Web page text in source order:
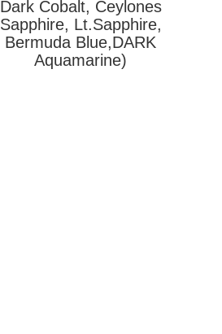
Dark Cobalt, Ceylones
Sapphire, Lt.Sapphire,
Bermuda Blue,DARK
Aquamarine)